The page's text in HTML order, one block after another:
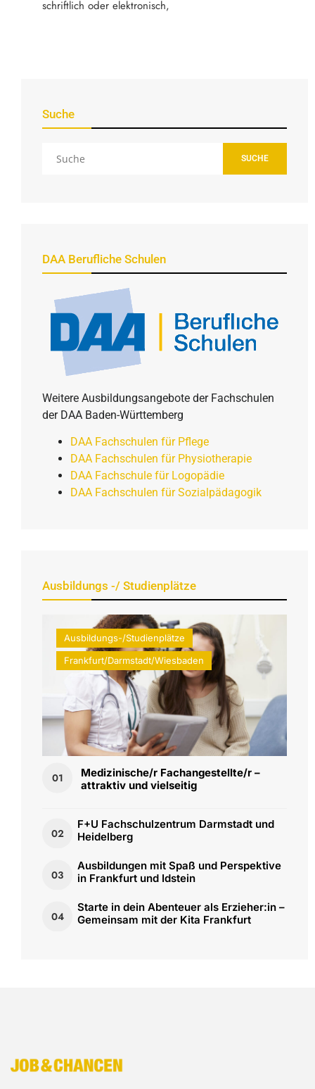
schriftlich oder elektronisch,
Suche
SUCHE
DAA Berufliche Schulen
Weitere Ausbildungsangebote der Fachschulen
der DAA Baden-Württemberg
DAA Fachschulen für Pflege
DAA Fachschulen für Physiotherapie
DAA Fachschule für Logopädie
DAA Fachschulen für Sozialpädagogik
Ausbildungs -/ Studienplätze
Ausbildungs-/Studienplätze
Frankfurt/Darmstadt/Wiesbaden
01
Medizinische/r Fachangestellte/r –
attraktiv und vielseitig
02
F+U Fachschulzentrum Darmstadt und
Heidelberg
03
Ausbildungen mit Spaß und Perspektive
in Frankfurt und Idstein
04
Starte in dein Abenteuer als Erzieher:in –
Gemeinsam mit der Kita Frankfurt